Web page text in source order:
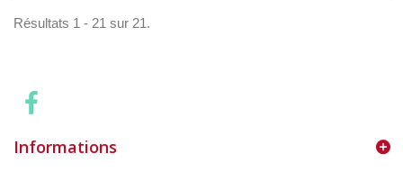
Résultats 1 - 21 sur 21.
Informations